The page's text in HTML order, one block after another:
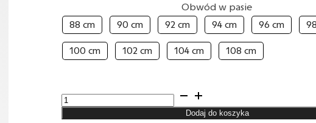
Obwód w pasie
88 cm 90 cm 92 cm 94 cm 96 cm
100 cm 102 cm 104 cm 108 cm
ilość
Spodnie
męskie
Dodaj do koszyka